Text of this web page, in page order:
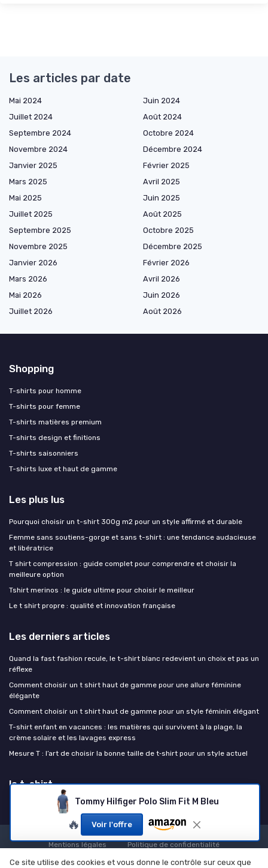
Tommy Hilfiger Polo Slim Fit M Bleu
🔥 Voir l'offre
Les articles par date
Mai 2024
Juin 2024
Juillet 2024
Août 2024
Septembre 2024
Octobre 2024
Novembre 2024
Décembre 2024
Janvier 2025
Février 2025
Mars 2025
Avril 2025
Mai 2025
Juin 2025
Juillet 2025
Août 2025
Septembre 2025
Octobre 2025
Novembre 2025
Décembre 2025
Janvier 2026
Février 2026
Mars 2026
Avril 2026
Mai 2026
Juin 2026
Juillet 2026
Août 2026
Shopping
T-shirts pour homme
T-shirts pour femme
T-shirts matières premium
T-shirts design et finitions
T-shirts saisonniers
T-shirts luxe et haut de gamme
Les plus lus
Pourquoi choisir un t-shirt 300g m2 pour un style affirmé et durable
Femme sans soutiens-gorge et sans t-shirt : une tendance audacieuse
et libératrice
T shirt compression : guide complet pour comprendre et choisir la
meilleure option
Tshirt merinos : le guide ultime pour choisir le meilleur
Le t shirt propre : qualité et innovation française
Les derniers articles
Quand la fast fashion recule, le t-shirt blanc redevient un choix et pas un
réflexe
Comment choisir un t shirt haut de gamme pour une allure féminine
élégante
Comment choisir un t shirt haut de gamme pour un style féminin élégant
T-shirt enfant en vacances : les matières qui survivent à la plage, la
crème solaire et les lavages express
Mesure T : l’art de choisir la bonne taille de t‑shirt pour un style actuel
le t-shirt
Mentions légales
Politique de confidentialité
© le t-shirt 2026
Ce site utilise des cookies et vous donne le contrôle sur ceux que